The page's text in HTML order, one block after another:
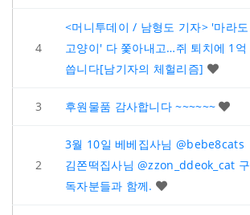
4
<머니투데이 / 남형도 기자> '마라도
고양이' 다 쫓아내고…쥐 퇴치에 1억
씁니다[남기자의 체헐리즘]
3 후원물품 감사합니다 ~~~~~~
2
3월 10일 베베집사님 @bebe8cats
김쫀떡집사님 @zzon_ddeok_cat 구
독자분들과 함께.